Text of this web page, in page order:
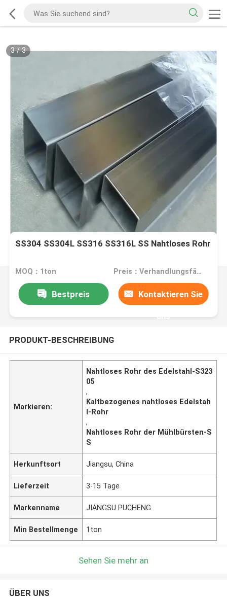
3/3
SS304 SS304L SS316 SS316L SS Nahtloses Rohr
MOQ：1ton Preis：Verhandlungsfähig
Bestpreis Kontaktieren Sie
uns
PRODUKT-BESCHREIBUNG
Markieren:
Nahtloses Rohr des Edelstahl-S323
05
,
Kaltbezogenes nahtloses Edelstah
l-Rohr
,
Nahtloses Rohr der Mühlbürsten-S
S
Herkunftsort Jiangsu, China
Lieferzeit 3-15 Tage
Markenname JIANGSU PUCHENG
Min Bestellmenge 1ton
Sehen Sie mehr an
ÜBER UNS